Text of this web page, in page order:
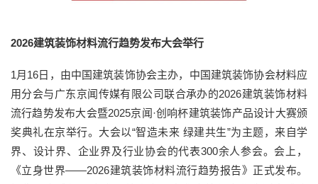
2026建筑装饰材料流行趋势发布大会举行
1月16日，由中国建筑装饰协会主办，中国建筑装饰协会材料应
用分会与广东京闻传媒有限公司联合承办的2026建筑装饰材料
流行趋势发布大会暨2025京闻·创响杯建筑装饰产品设计大赛颁
奖典礼在京举行。大会以“智造未来 绿建共生”为主题，来自学
界、设计界、企业界及行业协会的代表300余人参会。会上，
《立身世界——2026建筑装饰材料流行趋势报告》正式发布。